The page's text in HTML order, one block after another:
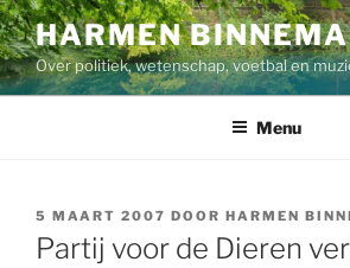
Ga
naar
de
inhoud
HARMEN BINNEMA
Over politiek, wetenschap, voetbal en
Menu
GEPLAATST
OP
5 MAART 2007 DOOR HARMEN
Partij voor de Dieren